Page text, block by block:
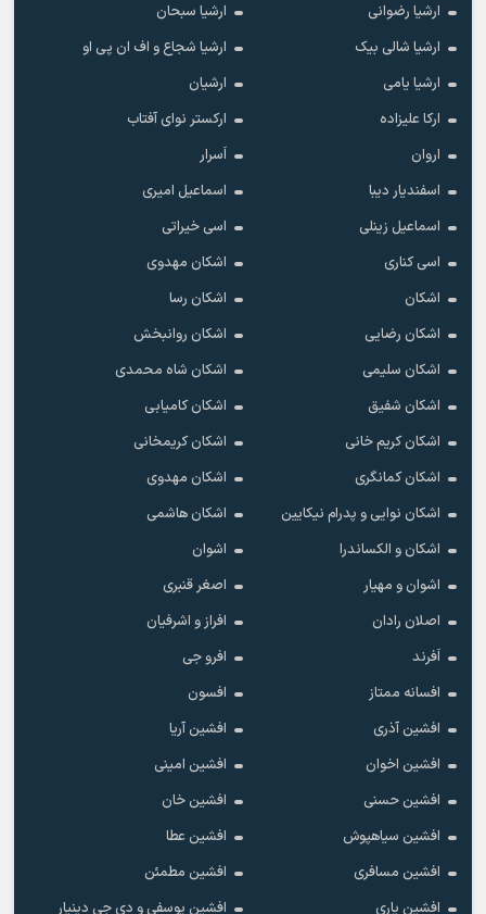
ارشیا رضوانی
ارشیا سبحان
ارشیا شالی بیک
ارشیا شجاع و اف ان پی او
ارشیا یامی
ارشیان
ارکا علیزاده
ارکستر نوای آفتاب
اروان
اَسرار
اسفندیار دیبا
اسماعیل امیری
اسماعیل زینلی
اسی خیراتی
اسی کناری
اشکان مهدوى
اشکان
اشکان رسا
اشکان رضایی
اشکان روانبخش
اشکان سلیمی
اشکان شاه محمدی
اشکان شفیق
اشکان کامیابی
اشکان کریم خانی
اشکان کریمخانی
اشکان کمانگری
اشکان مهدوی
اشکان نوایی و پدرام نیکایین
اشکان هاشمی
اشکان و الکساندرا
اشوان
اشوان و مهیار
اصغر قنبری
اصلان رادان
افراز و اشرفیان
اَفرند
افرو جی
افسانه ممتاز
افسون
افشین آذری
افشین آریا
افشین اخوان
افشین امینی
افشین حسنی
افشین خان
افشین سیاهپوش
افشین عطا
افشین مسافری
افشین مطمئن
افشین یاری
افشین یوسفی و دی جی دینیار